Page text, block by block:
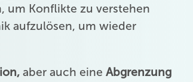
um Konflikte zu verstehen
aufzulösen, um wieder
aber auch eineAbgrenzung